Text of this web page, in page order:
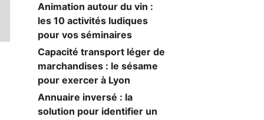
Animation autour du vin :
les 10 activités ludiques
pour vos séminaires
Capacité transport léger de
marchandises : le sésame
pour exercer à Lyon
Annuaire inversé : la
solution pour identifier un